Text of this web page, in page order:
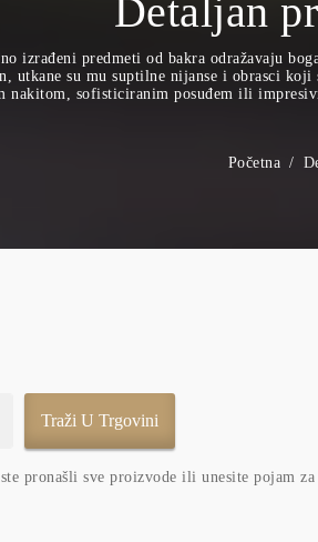
Detaljan
izrađeni predmeti od bakra odražavaju
utkane su mu suptilne nijanse i obrasci
nakitom, sofisticiranim posuđem ili
Početna
pronašli sve proizvode ili unesite pojam